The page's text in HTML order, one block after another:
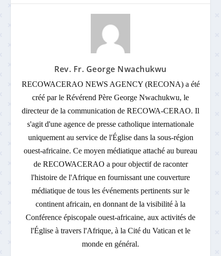
Rev. Fr. George Nwachukwu
RECOWACERAO NEWS AGENCY (RECONA) a été
créé par le Révérend Père George Nwachukwu, le
directeur de la communication de RECOWA-CERAO. Il
s'agit d'une agence de presse catholique internationale
uniquement au service de l'Église dans la sous-région
ouest-africaine. Ce moyen médiatique attaché au bureau
de RECOWACERAO a pour objectif de raconter
l'histoire de l'Afrique en fournissant une couverture
médiatique de tous les événements pertinents sur le
continent africain, en donnant de la visibilité à la
Conférence épiscopale ouest-africaine, aux activités de
l'Église à travers l'Afrique, à la Cité du Vatican et le
monde en général.